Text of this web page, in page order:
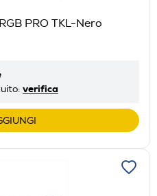
PRO TKL-Nero
verifica